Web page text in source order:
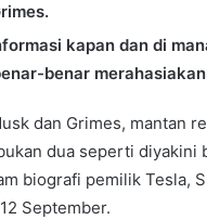
kapan dan di
benar
dan Grimes, mantan
dua seperti diyakini
biografi pemilik Tesla,
September.